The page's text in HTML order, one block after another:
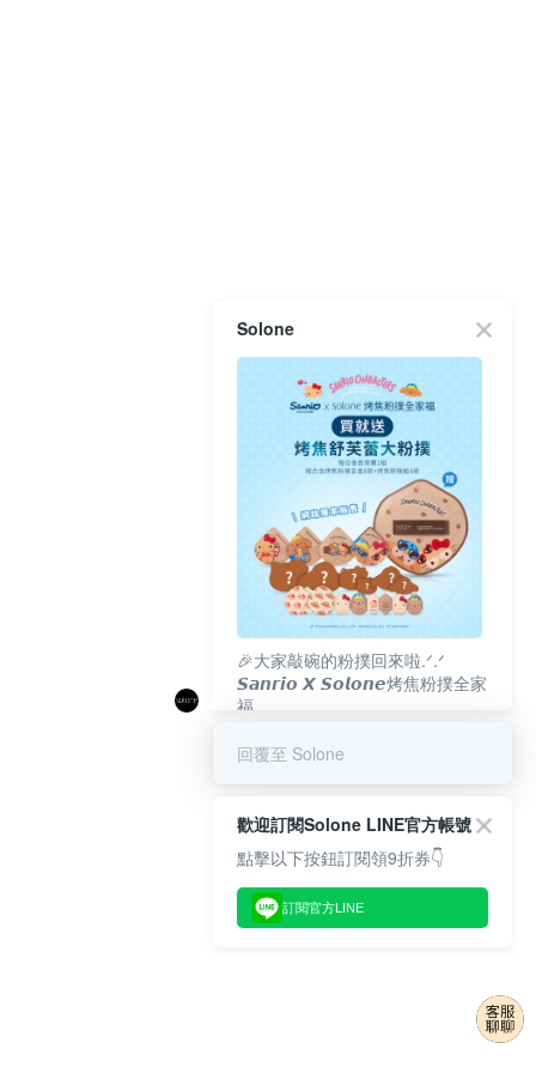
Solone
🎉大家敲碗的粉撲回來啦.ᐟ‪‪.ᐟ
𝙎𝙖𝙣𝙧𝙞𝙤 𝙓 𝙎𝙤𝙡𝙤𝙣𝙚烤焦粉撲全家
福
回覆至 Solone
歡迎訂閱Solone LINE官方帳號
點擊以下按鈕訂閱領9折券👇
訂閱官方LINE